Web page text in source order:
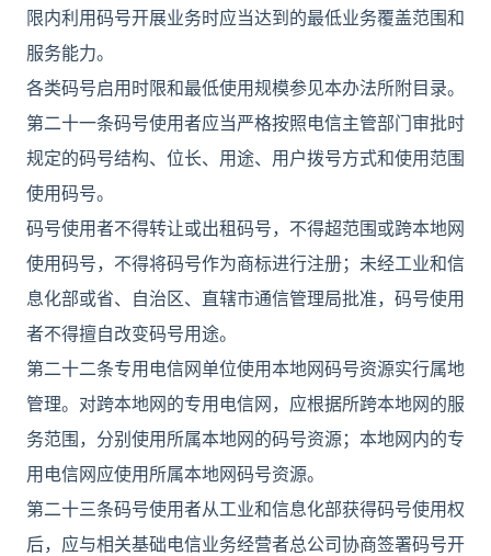
限内利用码号开展业务时应当达到的最低业务覆盖范围和
服务能力。
各类码号启用时限和最低使用规模参见本办法所附目录。
第二十一条码号使用者应当严格按照电信主管部门审批时
规定的码号结构、位长、用途、用户拨号方式和使用范围
使用码号。
码号使用者不得转让或出租码号，不得超范围或跨本地网
使用码号，不得将码号作为商标进行注册；未经工业和信
息化部或省、自治区、直辖市通信管理局批准，码号使用
者不得擅自改变码号用途。
第二十二条专用电信网单位使用本地网码号资源实行属地
管理。对跨本地网的专用电信网，应根据所跨本地网的服
务范围，分别使用所属本地网的码号资源；本地网内的专
用电信网应使用所属本地网码号资源。
第二十三条码号使用者从工业和信息化部获得码号使用权
后，应与相关基础电信业务经营者总公司协商签署码号开